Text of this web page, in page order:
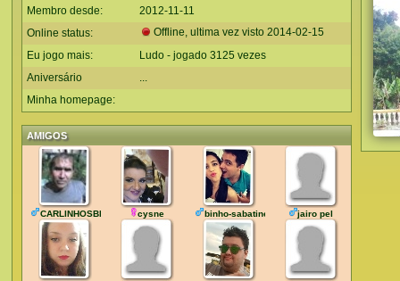
Membro desde:
2012-11-11
Online status:
Offline, ultima vez visto 2014-02-15
Eu jogo mais:
Ludo - jogado 3125 vezes
Aniversário
...
Minha homepage:
AMIGOS
CARLINHOSBH cysne binho-sabatine jairo pel